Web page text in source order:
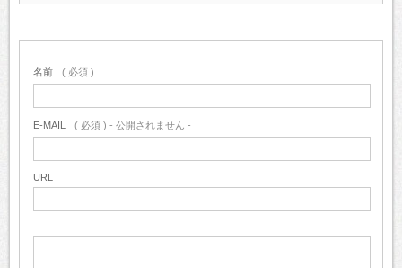
名前 ( 必須 )
E-MAIL ( 必須 ) - 公開されません -
URL